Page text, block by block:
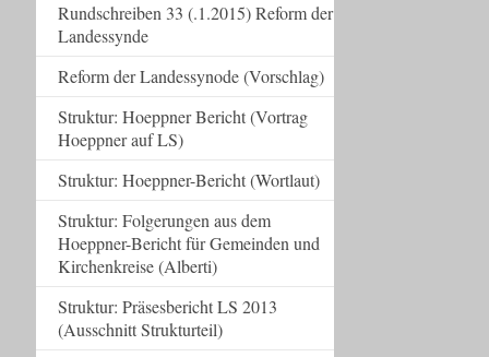
Rundschreiben 33 (.1.2015) Reform der
Landessynde
Reform der Landessynode (Vorschlag)
Struktur: Hoeppner Bericht (Vortrag
Hoeppner auf LS)
Struktur: Hoeppner-Bericht (Wortlaut)
Struktur: Folgerungen aus dem
Hoeppner-Bericht für Gemeinden und
Kirchenkreise (Alberti)
Struktur: Präsesbericht LS 2013
(Ausschnitt Strukturteil)